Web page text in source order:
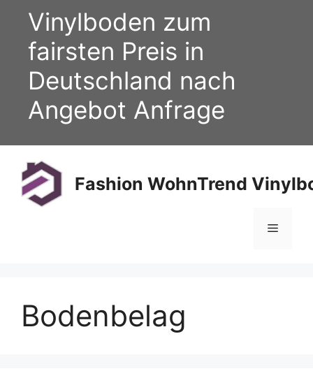
springen
Vinylboden zum
fairsten Preis in
Deutschland nach
Angebot Anfrage
Fashion WohnTrend
Menü
Bodenbelag